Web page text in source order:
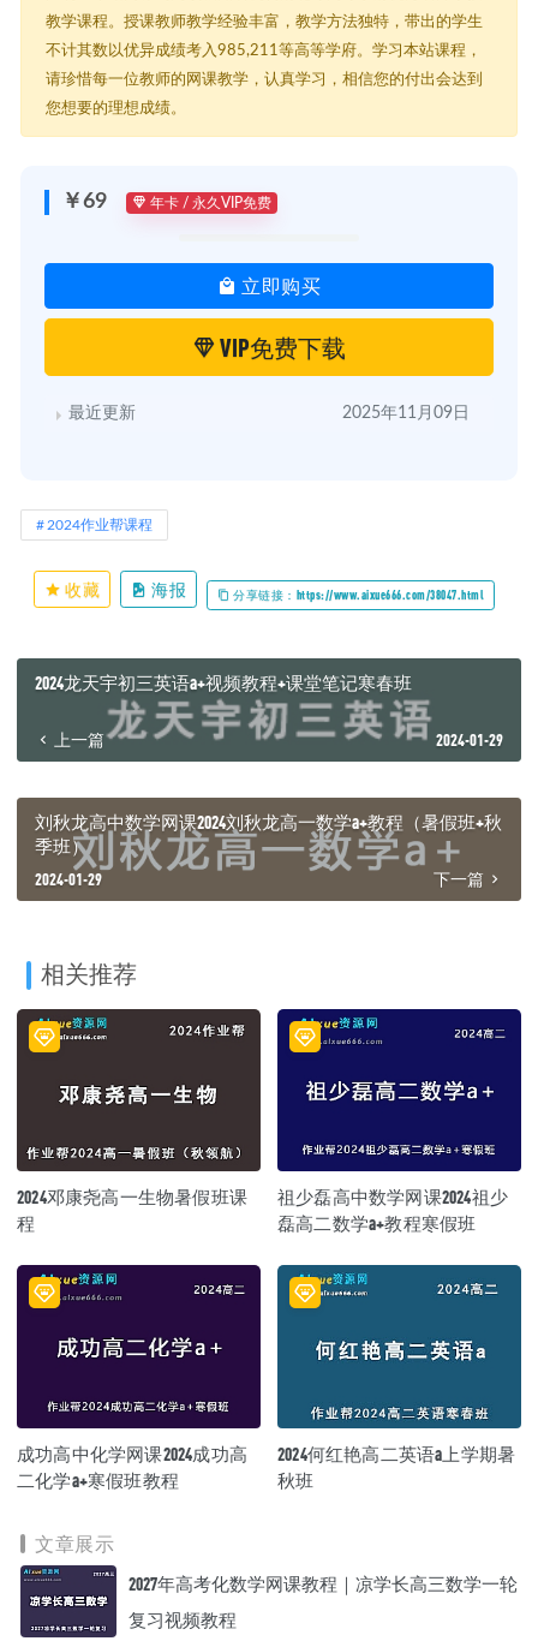
教学课程。授课教师教学经验丰富，教学方法独特，带出的学生
不计其数以优异成绩考入985,211等高等学府。学习本站课程，
请珍惜每一位教师的网课教学，认真学习，相信您的付出会达到
您想要的理想成绩。
￥69 年卡 / 永久VIP免费
立即购买
VIP免费下载
最近更新 2025年11月09日
2024作业帮课程
收藏 海报 分享链接：https://www.aixue666.com/38047.html
2024龙天宇初三英语a+视频教程+课堂笔记寒春班
上一篇 2024-01-29
刘秋龙高中数学网课2024刘秋龙高一数学a+教程（暑假班+秋
季班）
2024-01-29 下一篇
相关推荐
2024邓康尧高一生物暑假班课
程
祖少磊高中数学网课2024祖少
磊高二数学a+教程寒假班
成功高中化学网课2024成功高
二化学a+寒假班教程
2024何红艳高二英语a上学期暑
秋班
文章展示
2027年高考化数学网课教程｜凉学长高三数学一轮
复习视频教程